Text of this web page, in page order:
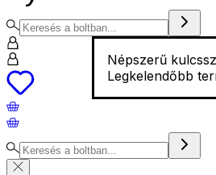
Népszerű
Legkelendőbb